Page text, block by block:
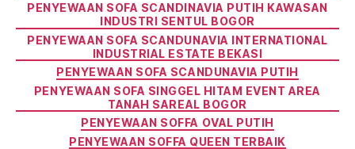
PENYEWAAN SOFA SCANDINAVIA PUTIH KAWASAN
INDUSTRI SENTUL BOGOR
PENYEWAAN SOFA SCANDUNAVIA INTERNATIONAL
INDUSTRIAL ESTATE BEKASI
PENYEWAAN SOFA SCANDUNAVIA PUTIH
PENYEWAAN SOFA SINGGEL HITAM EVENT AREA
TANAH SAREAL BOGOR
PENYEWAAN SOFFA OVAL PUTIH
PENYEWAAN SOFFA QUEEN TERBAIK